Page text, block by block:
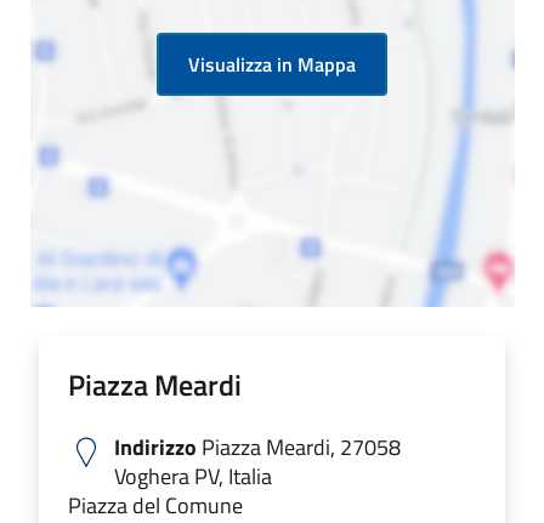
Visualizza in Mappa
Piazza Meardi
Indirizzo Piazza Meardi, 27058
Voghera PV, Italia
Piazza del Comune